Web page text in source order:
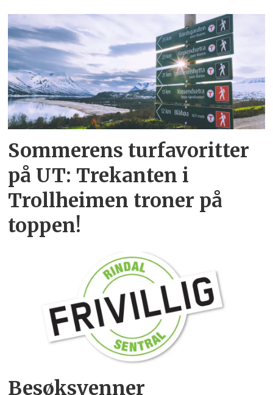
Sommerens turfavoritter
på UT: Trekanten i
Trollheimen troner på
toppen!
Besøksvenner